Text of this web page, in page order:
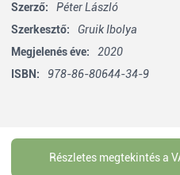
Szerző:
Péter László
Szerkesztő:
Gruik Ibolya
Megjelenés éve:
2020
ISBN:
978-86-80644-34-9
Részletes megtekintés a